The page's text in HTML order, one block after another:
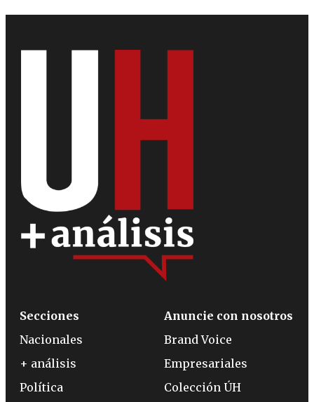
Secciones
Nacionales
+ análisis
Política
Anuncie con nosotros
Brand Voice
Empresariales
Colección ÚH